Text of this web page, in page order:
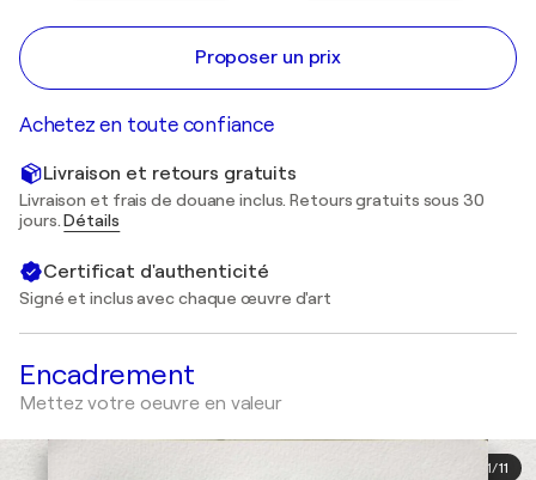
Proposer un prix
Achetez en toute confiance
Livraison et retours gratuits
Livraison et frais de douane inclus. Retours gratuits sous 30
jours.Détails
Certificat d'authenticité
Signé et inclus avec chaque œuvre d'art
Encadrement
Mettez votre oeuvre en valeur
1/11